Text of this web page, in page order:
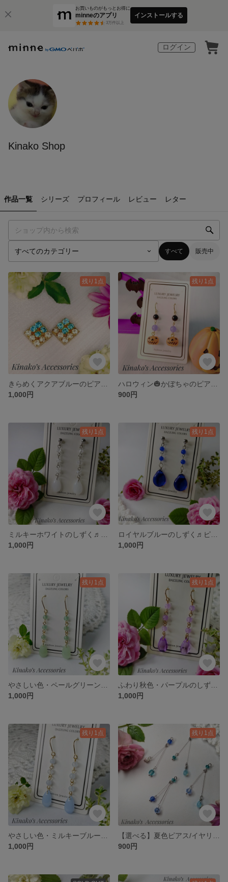
お買いものがもっとお得に
minneのアプリ
3万件以上
インストールする
ログイン
Kinako Shop
作品一覧 シリーズ プロフィール レビュー レター
すべて 販売中
残り1点
1,000円
残り1点
900円
残り1点
1,000円
残り1点
1,000円
残り1点
1,000円
残り1点
1,000円
残り1点
1,000円
残り1点
900円